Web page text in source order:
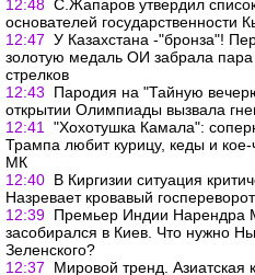
12:48 С.Жапаров утвердил
основателей государственности
12:47 У Казахстана -"бронза"!
золотую медаль ОИ забрала пара
стрелков
12:43
Пародия на "Тайную
открытии Олимпиады вызвала
12:41
"Хохотушка Камала":
Трампа любит курицу, кеды и
МК
12:40 В Киргизии ситуация
Назревает кровавый госпереворот
12:39 Премьер Индии Нарендра
засобирался в Киев. Что нужно
Зеленского?
12:37
Мировой тренд. Азиатская